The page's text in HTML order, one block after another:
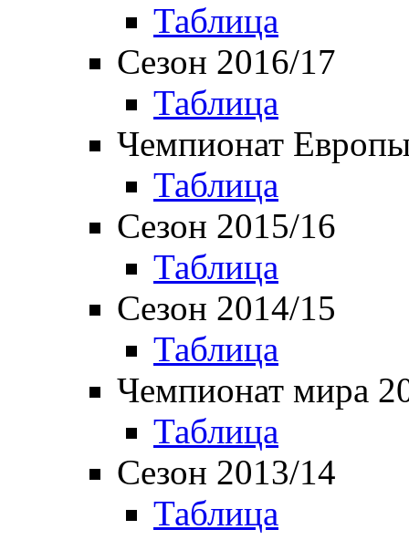
Таблица
Сезон 2016/17
Таблица
Чемпионат
Таблица
Сезон 2015/16
Таблица
Сезон 2014/15
Таблица
Чемпионат мира
Таблица
Сезон 2013/14
Таблица